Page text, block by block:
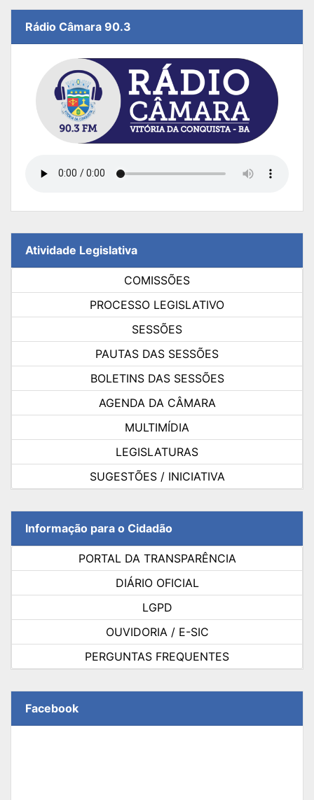
Rádio Câmara 90.3
Atividade Legislativa
COMISSÕES
PROCESSO LEGISLATIVO
SESSÕES
PAUTAS DAS SESSÕES
BOLETINS DAS SESSÕES
AGENDA DA CÂMARA
MULTIMÍDIA
LEGISLATURAS
SUGESTÕES / INICIATIVA
Informação para o Cidadão
PORTAL DA TRANSPARÊNCIA
DIÁRIO OFICIAL
LGPD
OUVIDORIA / E-SIC
PERGUNTAS FREQUENTES
Facebook